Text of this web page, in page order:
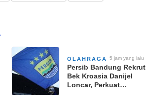
OLAHRAGA 5 jam yang lalu
Persib Bandung Rekrut
Bek Kroasia Danijel
Loncar, Perkuat